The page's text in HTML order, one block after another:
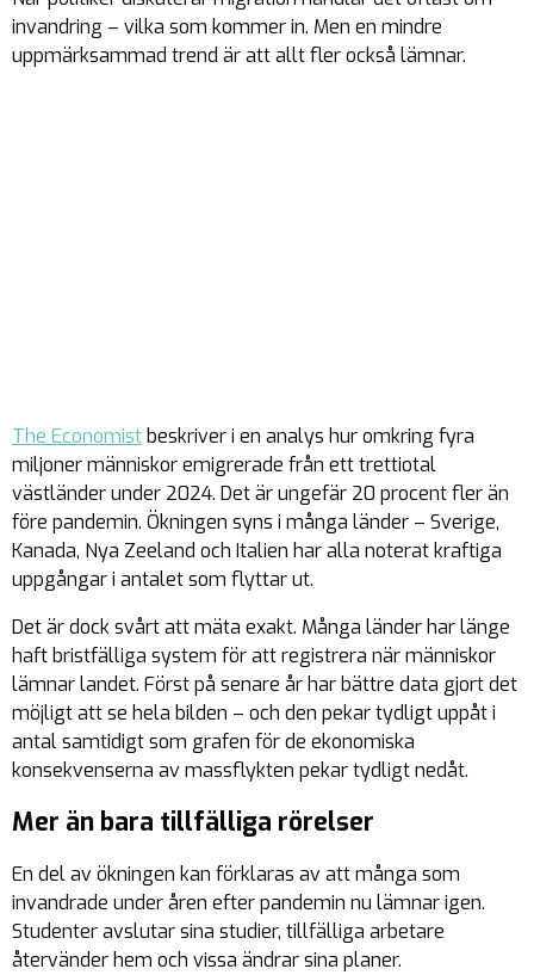
invandring – vilka som kommer in. Men en mindre
uppmärksammad trend är att allt fler också lämnar.
The Economistbeskriver i en analys hur omkring fyra
miljoner människor emigrerade från ett trettiotal
västländer under 2024. Det är ungefär 20 procent fler än
före pandemin. Ökningen syns i många länder – Sverige,
Kanada, Nya Zeeland och Italien har alla noterat kraftiga
uppgångar i antalet som flyttar ut.
Det är dock svårt att mäta exakt. Många länder har länge
haft bristfälliga system för att registrera när människor
lämnar landet. Först på senare år har bättre data gjort det
möjligt att se hela bilden – och den pekar tydligt uppåt i
antal samtidigt som grafen för de ekonomiska
konsekvenserna av massflykten pekar tydligt nedåt.
Mer än bara tillfälliga rörelser
En del av ökningen kan förklaras av att många som
invandrade under åren efter pandemin nu lämnar igen.
Studenter avslutar sina studier, tillfälliga arbetare
återvänder hem och vissa ändrar sina planer.